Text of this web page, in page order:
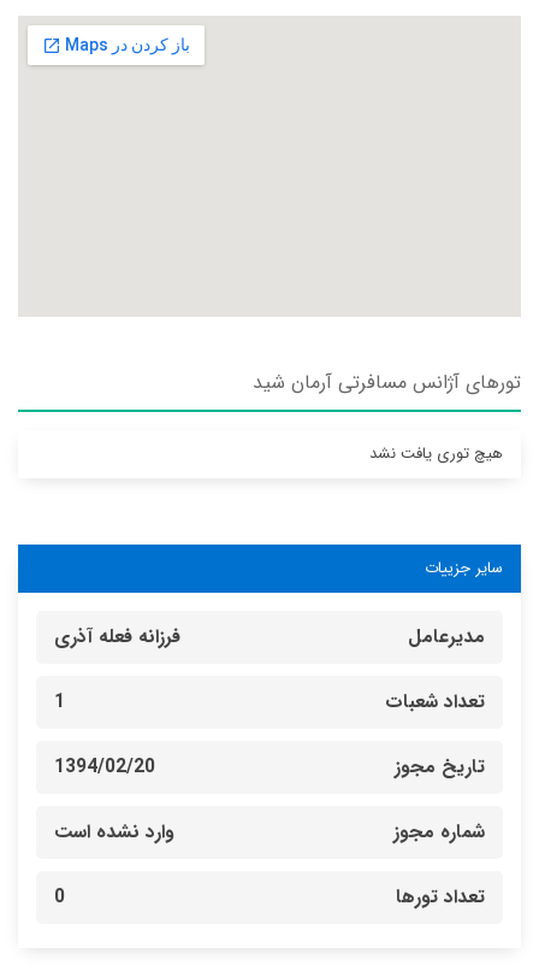
تورهای آژانس مسافرتی آرمان شيد
هیچ توری یافت نشد
سایر جزییات
مدیرعامل فرزانه فعله آذری
تعداد شعبات 1
تاریخ مجوز 1394/02/20
شماره مجوز وارد نشده است
تعداد تورها 0